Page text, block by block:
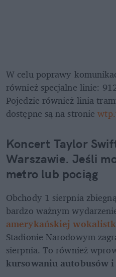
W celu poprawy
również specjalne linie:
Pojedzie również linia
dostępne są na stronie
Koncert Taylor
Warszawie. Jeśli
metro lub pociąg
Obchody 1 sierpnia
bardzo ważnym
amerykańskiej
Stadionie Narodowym
kursowaniu autobusów